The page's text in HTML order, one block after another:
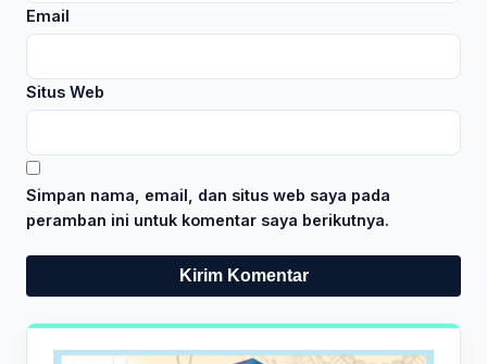
Email
Situs Web
Simpan nama, email, dan situs web saya pada
peramban ini untuk komentar saya berikutnya.